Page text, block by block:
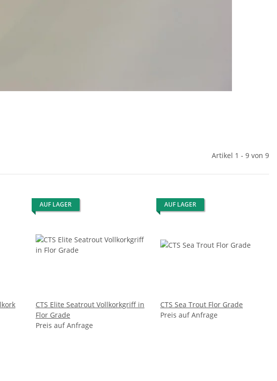
Artikel 1 - 9 von 9
AUF LAGER
CTS Elite Seatrout Vollkorkgriff in
Flor Grade
Preis auf Anfrage
AUF LAGER
CTS Sea Trout Flor Grade
Preis auf Anfrage